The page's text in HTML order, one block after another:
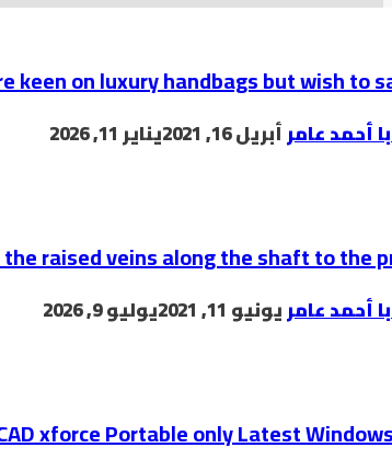
keen on luxury handbags but wish to
أحمد عامرأبريل 16, 2021 يناير 11, 2026
raised veins along the shaft to the
أحمد عامريونيو 11, 2021 يوليو 9, 2026
xforce Portable only Latest